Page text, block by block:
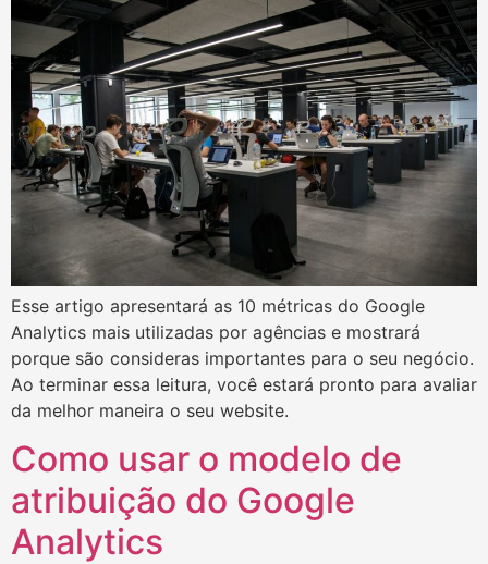
Esse artigo apresentará as 10 métricas do Google
Analytics mais utilizadas por agências e mostrará
porque são consideras importantes para o seu negócio.
Ao terminar essa leitura, você estará pronto para avaliar
da melhor maneira o seu website.
Como usar o modelo de
atribuição do Google
Analytics